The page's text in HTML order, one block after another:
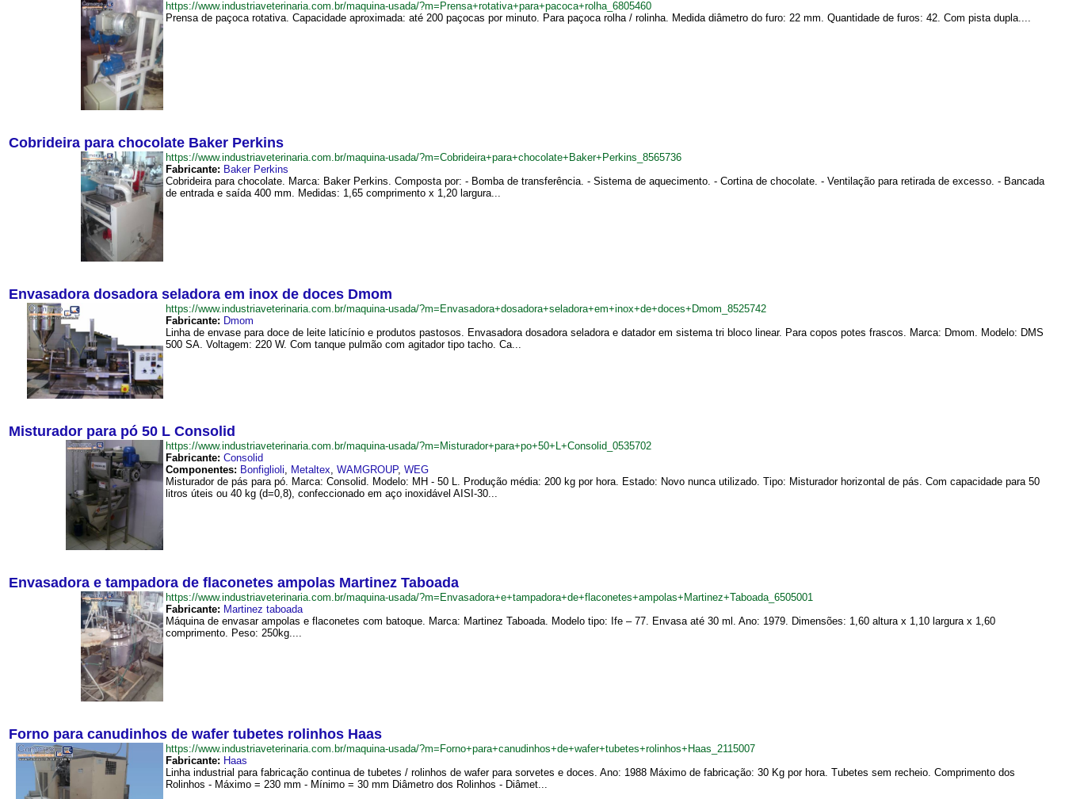
https://www.industriaveterinaria.com.br/maquina-usada/?m=Prensa+rotativa+para+pacoca+rolha_6805460
Prensa de paçoca rotativa. Capacidade aproximada: até 200 paçocas por minuto. Para paçoca rolha / rolinha. Medida diâmetro do furo: 22 mm. Quantidade de furos: 42. Com pista dupla....
Cobrideira para chocolate Baker Perkins
https://www.industriaveterinaria.com.br/maquina-usada/?m=Cobrideira+para+chocolate+Baker+Perkins_8565736
Fabricante: Baker Perkins
Cobrideira para chocolate. Marca: Baker Perkins. Composta por: - Bomba de transferência. - Sistema de aquecimento. - Cortina de chocolate. - Ventilação para retirada de excesso. - Bancada
de entrada e saída 400 mm. Medidas: 1,65 comprimento x 1,20 largura...
Envasadora dosadora seladora em inox de doces Dmom
https://www.industriaveterinaria.com.br/maquina-usada/?m=Envasadora+dosadora+seladora+em+inox+de+doces+Dmom_8525742
Fabricante: Dmom
Linha de envase para doce de leite laticínio e produtos pastosos. Envasadora dosadora seladora e datador em sistema tri bloco linear. Para copos potes frascos. Marca: Dmom. Modelo: DMS
500 SA. Voltagem: 220 W. Com tanque pulmão com agitador tipo tacho. Ca...
Misturador para pó 50 L Consolid
https://www.industriaveterinaria.com.br/maquina-usada/?m=Misturador+para+po+50+L+Consolid_0535702
Fabricante: Consolid
Componentes: Bonfiglioli, Metaltex, WAMGROUP, WEG
Misturador de pás para pó. Marca: Consolid. Modelo: MH - 50 L. Produção média: 200 kg por hora. Estado: Novo nunca utilizado. Tipo: Misturador horizontal de pás. Com capacidade para 50
litros úteis ou 40 kg (d=0,8), confeccionado em aço inoxidável AISI-30...
Envasadora e tampadora de flaconetes ampolas Martinez Taboada
https://www.industriaveterinaria.com.br/maquina-usada/?m=Envasadora+e+tampadora+de+flaconetes+ampolas+Martinez+Taboada_6505001
Fabricante: Martinez taboada
Máquina de envasar ampolas e flaconetes com batoque. Marca: Martinez Taboada. Modelo tipo: Ife – 77. Envasa até 30 ml. Ano: 1979. Dimensões: 1,60 altura x 1,10 largura x 1,60
comprimento. Peso: 250kg....
Forno para canudinhos de wafer tubetes rolinhos Haas
https://www.industriaveterinaria.com.br/maquina-usada/?m=Forno+para+canudinhos+de+wafer+tubetes+rolinhos+Haas_2115007
Fabricante: Haas
Linha industrial para fabricação continua de tubetes / rolinhos de wafer para sorvetes e doces. Ano: 1988 Máximo de fabricação: 30 Kg por hora. Tubetes sem recheio. Comprimento dos
Rolinhos - Máximo = 230 mm - Mínimo = 30 mm Diâmetro dos Rolinhos - Diâmet...